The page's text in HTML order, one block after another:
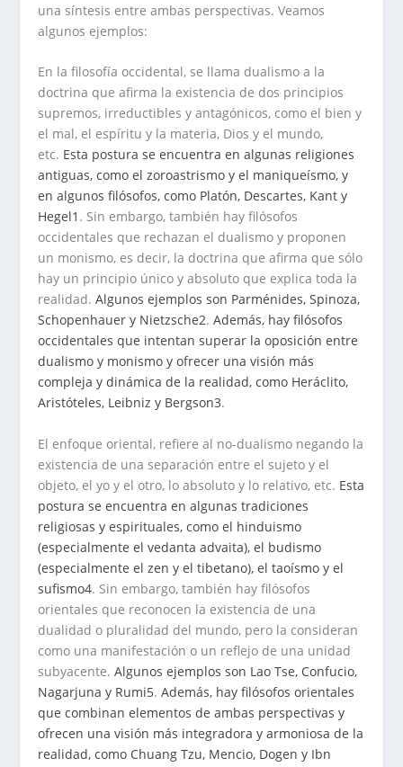
una síntesis entre ambas perspectivas. Veamos
algunos ejemplos:
En la filosofía occidental, se llama dualismo a la
doctrina que afirma la existencia de dos principios
supremos, irreductibles y antagónicos, como el bien y
el mal, el espíritu y la materia, Dios y el mundo,
etc. Esta postura se encuentra en algunas religiones
antiguas, como el zoroastrismo y el maniqueísmo, y
en algunos filósofos, como Platón, Descartes, Kant y
Hegel1 . Sin embargo, también hay filósofos
occidentales que rechazan el dualismo y proponen
un monismo, es decir, la doctrina que afirma que sólo
hay un principio único y absoluto que explica toda la
realidad.Algunos ejemplos son Parménides, Spinoza,
Schopenhauer y Nietzsche2.Además, hay filósofos
occidentales que intentan superar la oposición entre
dualismo y monismo y ofrecer una visión más
compleja y dinámica de la realidad, como Heráclito,
Aristóteles, Leibniz y Bergson3.
El enfoque oriental, refiere al no-dualismo negando la
existencia de una separación entre el sujeto y el
objeto, el yo y el otro, lo absoluto y lo relativo, etc. Esta
postura se encuentra en algunas tradiciones
religiosas y espirituales, como el hinduismo
(especialmente el vedanta advaita), el budismo
(especialmente el zen y el tibetano), el taoísmo y el
sufismo4. Sin embargo, también hay filósofos
orientales que reconocen la existencia de una
dualidad o pluralidad del mundo, pero la consideran
como una manifestación o un reflejo de una unidad
subyacente.Algunos ejemplos son Lao Tse, Confucio,
Nagarjuna y Rumi5.Además, hay filósofos orientales
que combinan elementos de ambas perspectivas y
ofrecen una visión más integradora y armoniosa de la
realidad, como Chuang Tzu, Mencio, Dogen y Ibn